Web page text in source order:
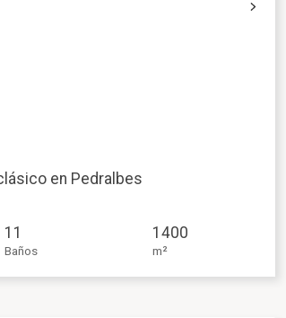
en Pedralbes
11
Baños
1400
m²